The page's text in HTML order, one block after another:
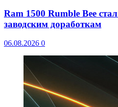
Ram 1500 Rumble Bee
заводским доработкам
06.08.2026 0